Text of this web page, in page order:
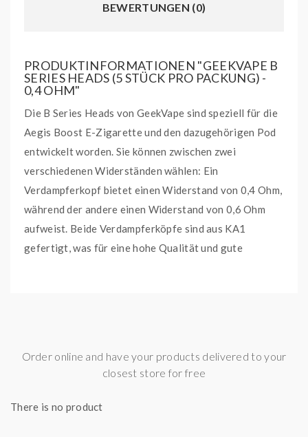
BEWERTUNGEN (0)
PRODUKTINFORMATIONEN "GEEKVAPE B
SERIES HEADS (5 STÜCK PRO PACKUNG) -
0,4 OHM"
Die B Series Heads von GeekVape sind speziell für die
Aegis Boost E-Zigarette und den dazugehörigen Pod
entwickelt worden. Sie können zwischen zwei
verschiedenen Widerständen wählen: Ein
Verdampferkopf bietet einen Widerstand von 0,4 Ohm,
während der andere einen Widerstand von 0,6 Ohm
aufweist. Beide Verdampferköpfe sind aus KA1
gefertigt, was für eine hohe Qualität und gute
Widerstand: 0,4 Ohm
Leistungsbereich: 25 - 35 Watt
Order online and have your products delivered to your
closest store for free
There is no product